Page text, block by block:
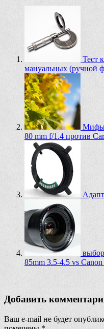
Тест
мануальных (ручной
Мифы
80 mm f/1.4 против
85mm 3.5-4.5 vs
Добавить
Ваш e-mail не будет